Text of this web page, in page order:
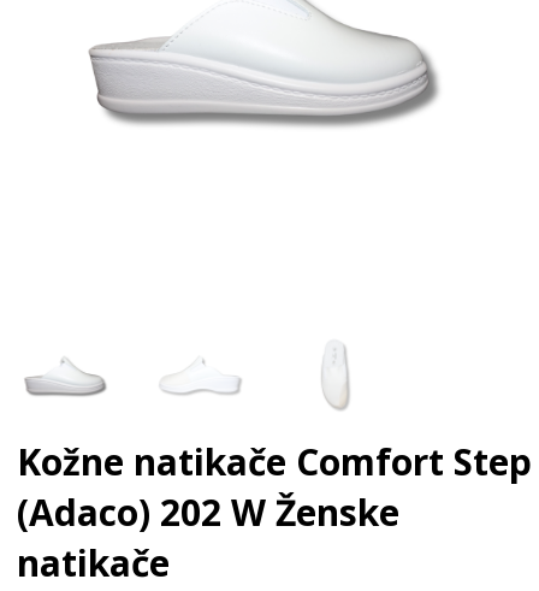
Kožne natikače Comfort Step
(Adaco) 202 WŽenske
natikače